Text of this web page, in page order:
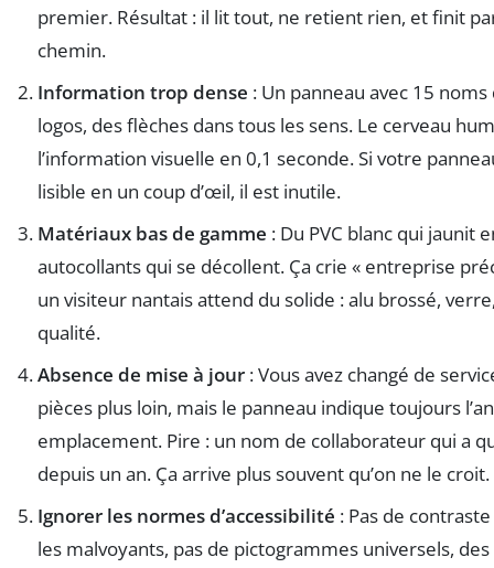
premier. Résultat : il lit tout, ne retient rien, et finit
chemin.
Information trop dense : Un panneau avec 15
logos, des flèches dans tous les sens. Le cerveau
l’information visuelle en 0,1 seconde. Si votre
lisible en un coup d’œil, il est inutile.
Matériaux bas de gamme : Du PVC blanc qui jaunit
autocollants qui se décollent. Ça crie « entreprise
un visiteur nantais attend du solide : alu brossé,
qualité.
Absence de mise à jour : Vous avez changé de
pièces plus loin, mais le panneau indique toujours
emplacement. Pire : un nom de collaborateur qui a
depuis un an. Ça arrive plus souvent qu’on ne le croit.
Ignorer les normes d’accessibilité : Pas de
les malvoyants, pas de pictogrammes universels,